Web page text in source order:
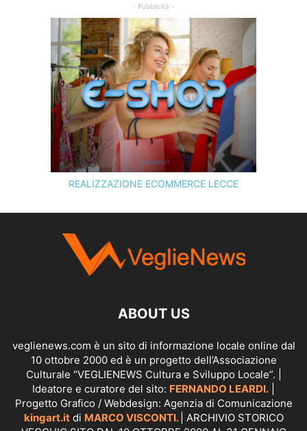
- Pubblicità -
REALIZZAZIONE ECOMMERCE LECCE
SCOPRI I SERVIZI DIKINGART.IT
ABOUT US
veglienews.com è un sito di informazione locale online dal
10 ottobre 2000 ed è un progetto dell’Associazione
Culturale “VEGLIENEWS Cultura e Sviluppo Locale”. |
Ideatore e curatore del sito: FERNANDO LEARDI.
Progetto Grafico / Webdesign: Agenzia di Comunicazione
kingart.itdi MARCO VISCONTI. | ARCHIVIO STORICO